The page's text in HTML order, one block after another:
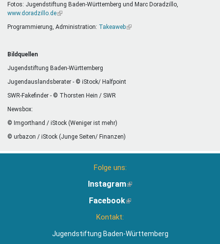
extern)
Fotos: Jugendstiftung Baden-Württemberg und Marc Doradzillo,
www.doradzillo.de(Link
extern)
Programmierung, Administration: Takeaweb(Link
Bildquellen
Jugendstiftung Baden-Württemberg
Jugendauslandsberater - © iStock/ Halfpoint
SWR-Fakefinder - © Thorsten Hein / SWR
Newsbox:
© Imgorthand / iStock (Weniger ist mehr)
© urbazon / iStock (Junge Seiten/ Finanzen)
Folge uns:
Instagram(Link
extern)
Facebook(Link
Kontakt:
Jugendstiftung Baden-Württemberg